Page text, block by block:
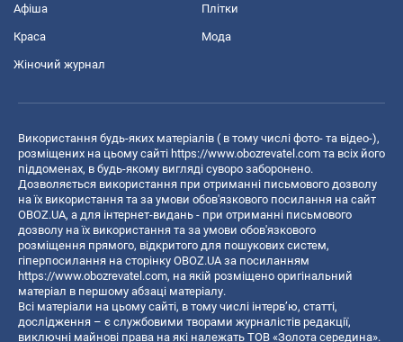
Афіша Плітки
Краса Мода
Жіночий журнал
Використання будь-яких матеріалів ( в тому числі фото- та відео-),
розміщених на цьому сайті https://www.obozrevatel.com та всіх його
піддоменах, в будь-якому вигляді суворо заборонено.
Дозволяється використання при отриманні письмового дозволу
на їх використання та за умови обов'язкового посилання на сайт
OBOZ.UA, а для інтернет-видань - при отриманні письмового
дозволу на їх використання та за умови обов'язкового
розміщення прямого, відкритого для пошукових систем,
гіперпосилання на сторінку OBOZ.UA за посиланням
https://www.obozrevatel.com, на якій розміщено оригінальний
матеріал в першому абзаці матеріалу.
Всі матеріали на цьому сайті, в тому числі інтерв’ю, статті,
дослідження – є службовими творами журналістів редакції,
виключні майнові права на які належать ТОВ «Золота середина».